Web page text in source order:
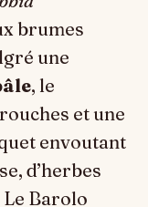
brumes
une
, le
et une
envoutant
d’herbes
Le Barolo